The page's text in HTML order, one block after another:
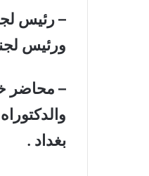
–رئيس
ورئيس
– محاضر
بغداد .